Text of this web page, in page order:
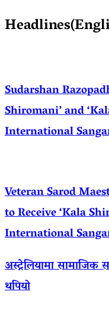
Sudarshan
Shiromani’ and
International
Veteran Sarod
to Receive ‘Kala
International
अस्ट्रेलियामा सामाजिक
थपियो